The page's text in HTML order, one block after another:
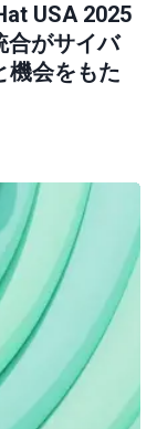
USA 2025
合がサイバ
機会をもた